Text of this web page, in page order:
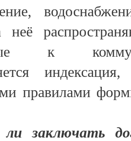
к
правилами
заключать